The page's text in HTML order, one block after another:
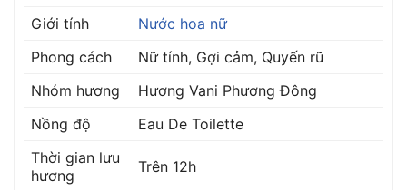
Giới tính
Nước hoa nữ
Phong cách
Nữ tính, Gợi cảm, Quyến rũ
Nhóm hương
Hương Vani Phương Đông
Nồng độ
Eau De Toilette
Thời gian lưu
hương
Trên 12h